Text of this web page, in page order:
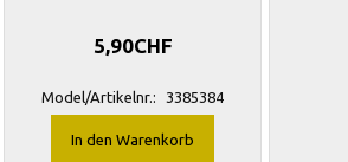
5,90CHF
Model/Artikelnr.: 3385384
In den Warenkorb